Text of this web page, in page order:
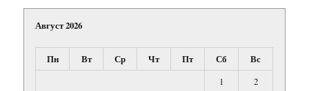
Август 2026
Пн Вт Ср Чт Пт Сб Вс
1
2